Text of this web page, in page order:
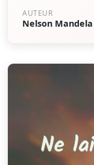
AUTEUR
Nelson Mandela